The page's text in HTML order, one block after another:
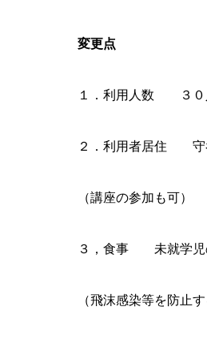
変更点
１．利用人数 ３０
２．利用者居住 守
（講座の参加も可）
３，食事 未就学児
（飛沫感染等を防止